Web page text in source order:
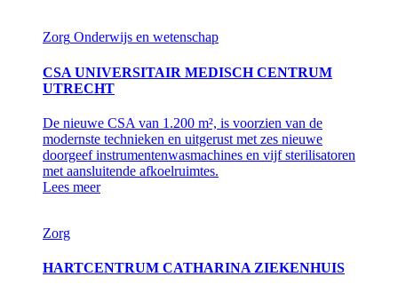
Zorg Onderwijs en wetenschap
CSA UNIVERSITAIR MEDISCH CENTRUM
UTRECHT
De nieuwe CSA van 1.200 m², is voorzien van de
modernste technieken en uitgerust met zes nieuwe
doorgeef instrumentenwasmachines en vijf sterilisatoren
met aansluitende afkoelruimtes.
Lees meer
Zorg
HARTCENTRUM CATHARINA ZIEKENHUIS